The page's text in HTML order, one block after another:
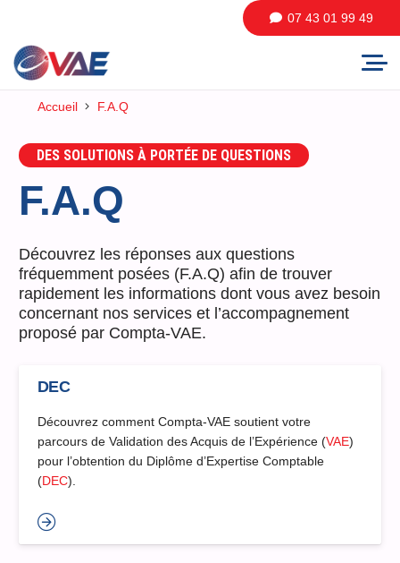
07 43 01 99 49
Accueil F.A.Q
DES SOLUTIONS À PORTÉE DE QUESTIONS
F.A.Q
Découvrez les réponses aux questions
fréquemment posées (F.A.Q) afin de trouver
rapidement les informations dont vous avez besoin
concernant nos services et l’accompagnement
proposé par Compta-VAE.
DEC
Découvrez comment Compta-VAE soutient votre
parcours de Validation des Acquis de l’Expérience (VAE)
pour l’obtention du Diplôme d’Expertise Comptable
(DEC).